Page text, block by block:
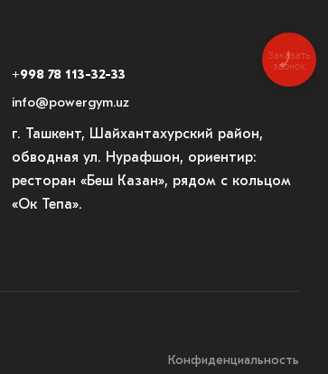
+998 78 113-32-33
info@powergym.uz
г. Ташкент, Шайхантахурский район,
обводная ул. Нурафшон, ориентир:
ресторан «Беш Казан», рядом с кольцом
«Ок Тепа».
Конфиденциальность
Заказать
звонок